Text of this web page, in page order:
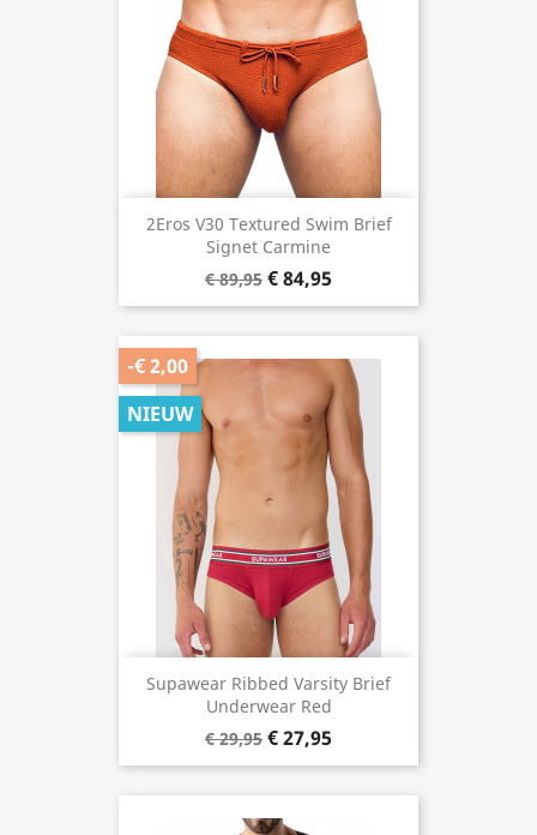
2Eros V30 Textured Swim Brief
Signet Carmine
€ 89,95 € 84,95
Supawear Ribbed Varsity Brief
Underwear Red
€ 29,95 € 27,95
-€ 2,00
NIEUW